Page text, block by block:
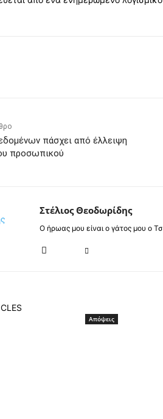
πάσχει από έλλειψη
προσωπικού
Στέλιος Θεοδωρίδης
Ο ήρωας μου είναι ο γάτος μου ο
Απόψεις